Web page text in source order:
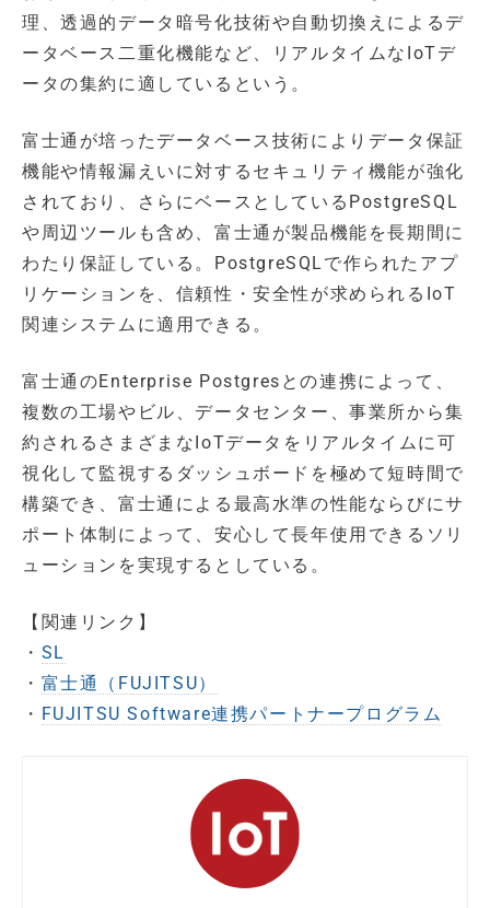
理、透過的データ暗号化技術や自動切換えによるデ
ータベース二重化機能など、リアルタイムなIoTデ
ータの集約に適しているという。
富士通が培ったデータベース技術によりデータ保証
機能や情報漏えいに対するセキュリティ機能が強化
されており、さらにベースとしているPostgreSQL
や周辺ツールも含め、富士通が製品機能を長期間に
わたり保証している。PostgreSQLで作られたアプ
リケーションを、信頼性・安全性が求められるIoT
関連システムに適用できる。
富士通のEnterprise Postgresとの連携によって、
複数の工場やビル、データセンター、事業所から集
約されるさまざまなIoTデータをリアルタイムに可
視化して監視するダッシュボードを極めて短時間で
構築でき、富士通による最高水準の性能ならびにサ
ポート体制によって、安心して長年使用できるソリ
ューションを実現するとしている。
【関連リンク】
・ SL
・ 富士通（FUJITSU）
・ FUJITSU Software連携パートナープログラム